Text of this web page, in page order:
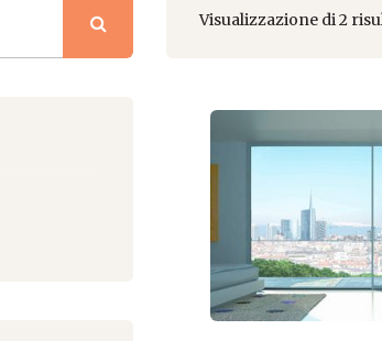
Visualizzazione di 2